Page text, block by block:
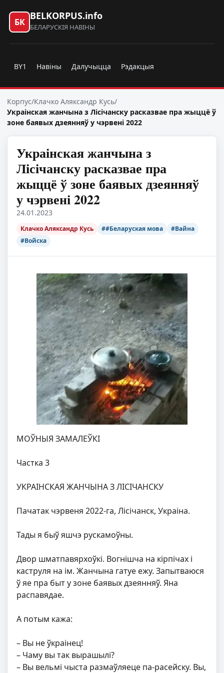
БК
BELKORPUS.info
БЕЛАРУСКІЯ НАВІНЫ
BY1 Навіны Далучыцца Рэдакцыя
Корпус/Клачко Аляксандр Кусь/
Украінская жанчына з Лісічанску расказвае пра жыццё ў
зоне баявых дзеянняў у чэрвені 2022
Украінская жанчына з
Лісічанску расказвае пра
жыццё ў зоне баявых дзеянняў
у чэрвені 2022
24.01.2023
Клачко Аляксандр Кусь ##Беларуская мова
#Вайна
#Войска
МОЎНЫЯ ЗАМАЛЕЎКІ
Частка 3
УКРАІНСКАЯ ЖАНЧЫНА З ЛІСІЧАНСКУ
Пачатак чэрвеня 2022-га, Лісічанск, Украіна.
Тады я быў яшчэ рускамоўны.
Двор шматпавярхоўкі. Вогнішча на кірпічах і
каструля на ім. Жанчына гатуе ежу. Запытваюся
ў яе пра быт у зоне баявых дзеянняў. Яна
распавядае.
А потым кажа:
– Вы не ўкраінец!
– Чаму вы так вырашылі?
– Вы вельмі чыста размаўляеце па-расейску. Вы,